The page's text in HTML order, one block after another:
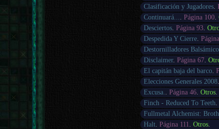
Clasificación y Jugadores.
Continuará....Página 100.
Desciertos.Página 93.
Despedida Y Cierre.
Destornilladores
Disclaimer.Página 67.
El capitán baja del barco.
Elecciones Generales 2008
Excusa..Página 46.Otros.
Finch - Reduced To Teeth
Fullmetal Alchemist:
Halt.Página 111.Otros.